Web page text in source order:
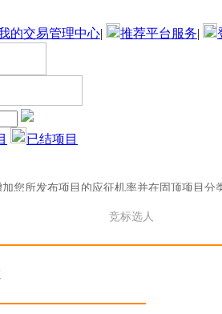
的交易管理中心| 推荐平台服务|
已结项目
您所发布项目的应征机率并在固顶项目
加您所发布项目的应征机率并在固顶项目
加您所发布项目的应征机率并在固顶项目
竞标选人